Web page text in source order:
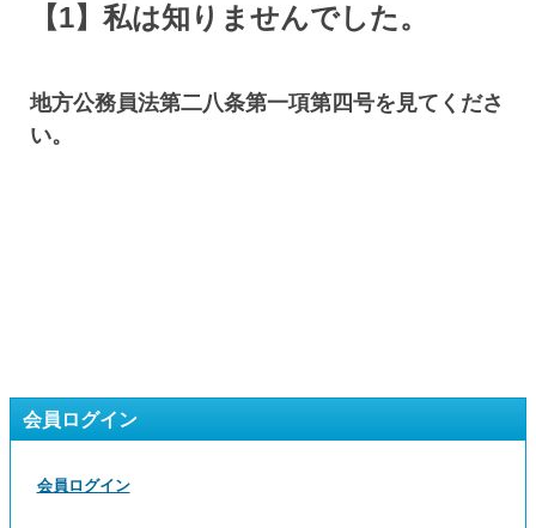
【1】私は知りませんでした。
地方公務員法第二八条第一項第四号を見てくださ
い。
会員ログイン
会員ログイン